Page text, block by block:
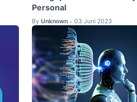
Personal
By Unknown • 03 Juni 2023